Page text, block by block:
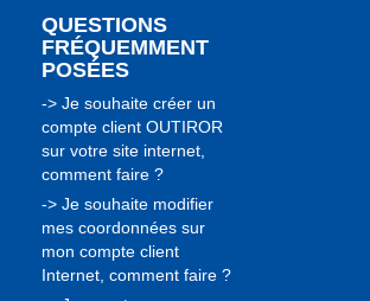
QUESTIONS
FRÉQUEMMENT
POSÉES
-> Je souhaite créer un
compte client OUTIROR
sur votre site internet,
comment faire ?
-> Je souhaite modifier
mes coordonnées sur
mon compte client
Internet, comment faire ?